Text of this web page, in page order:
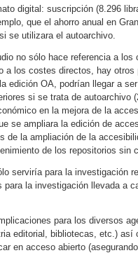
digital: suscripción (8.296
que el ahorro anual en
se utilizara el autoarchivo.
no sólo hace referencia a
a los costes directos, hay
edición OA, podrían llegar a
si se trata de autoarchivo
en la mejora de la
se ampliara la edición de
de la ampliación de la
de los repositorios sin
serviría para la investigación
la investigación llevada a
para los diversos
editorial, bibliotecas, etc.) así
en acceso abierto